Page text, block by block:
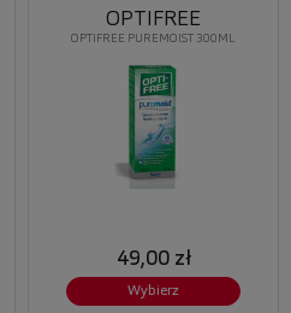
OPTIFREE PUREMOIST 300ML
OPTIFREE
49,00 zł
Wybierz